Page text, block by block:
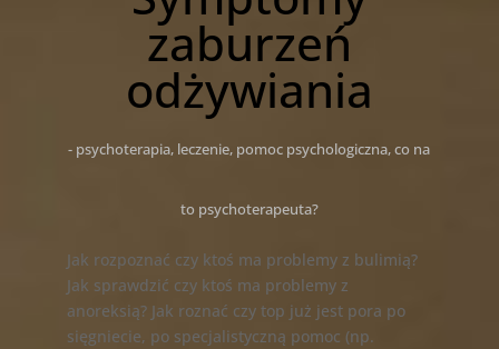
zaburzeń
odżywiania
- psychoterapia, leczenie, pomoc psychologiczna, co na
to psychoterapeuta?
Jak rozpoznać czy ktoś ma problemy z bulimią?
Jak sprawdzić czy ktoś ma problemy z
anoreksią? Jak roznać czy top już jest pora po
sięgniecie, po specjalistyczną pomoc (np.